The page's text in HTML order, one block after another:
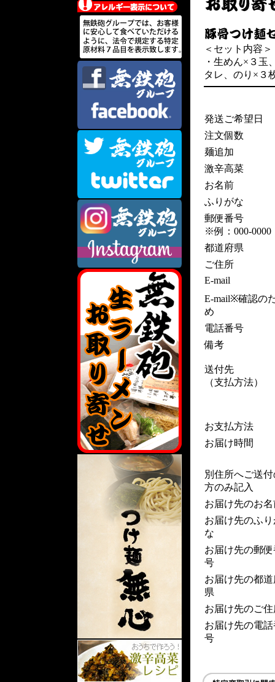
＜セット内容＞
・生めん×３玉
タレ、のり×３
発送ご希望日
注文個数
麺追加
激辛高菜
お名前
ふりがな
郵便番号
※例：000-0000
都道府県
ご住所
E-mail
E-mail※確認の
め
電話番号
備考
送付先
（支払方法）
お支払方法
お届け時間
別住所へご送
方のみ記入
お届け先のお名
お届け先のふり
な
お届け先の郵便
号
お届け先の都道
県
お届け先のご住
お届け先の電話
号